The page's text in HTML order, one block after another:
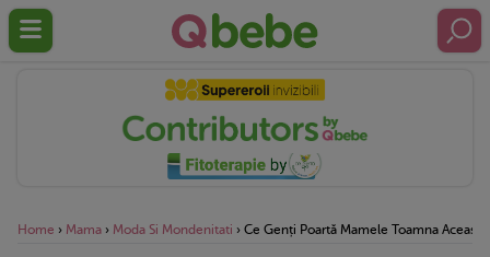
Home › Mama › Moda Si Mondenitati › Ce Genți Poartă Mamele Toamna